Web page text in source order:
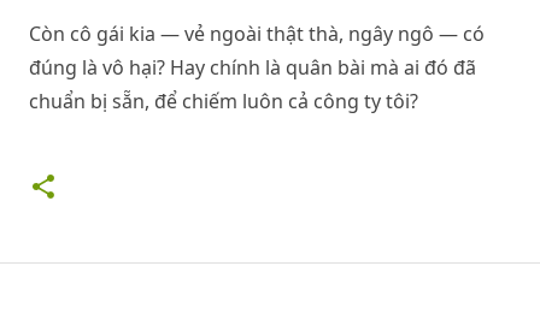
Còn cô gái kia — vẻ ngoài thật thà, ngây ngô — có
đúng là vô hại? Hay chính là quân bài mà ai đó đã
chuẩn bị sẵn, để chiếm luôn cả công ty tôi?